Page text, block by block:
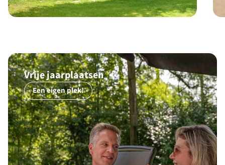
Vrije jaarplaatsen
Een eigen plek!